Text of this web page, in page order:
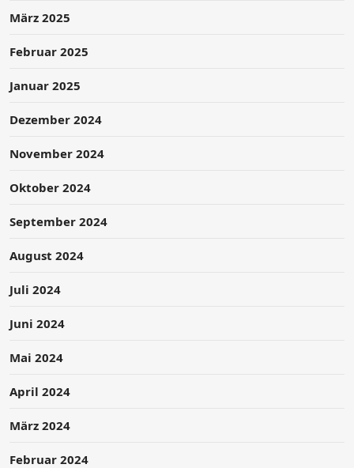
März 2025
Februar 2025
Januar 2025
Dezember 2024
November 2024
Oktober 2024
September 2024
August 2024
Juli 2024
Juni 2024
Mai 2024
April 2024
März 2024
Februar 2024